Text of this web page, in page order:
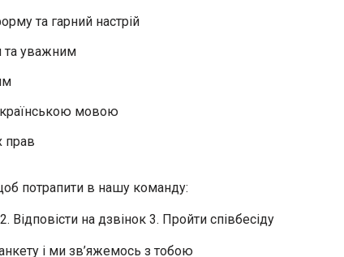
та гарний настрій
та уважним
мовою
прав
потрапити в нашу команду:
Відповісти на дзвінок 3. Пройти співбесіду
і ми зв’яжемось з тобою